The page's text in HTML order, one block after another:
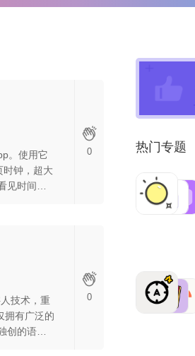
。使用它
时钟，超大
时间。
0
技术，重
的语言
0
热门专题